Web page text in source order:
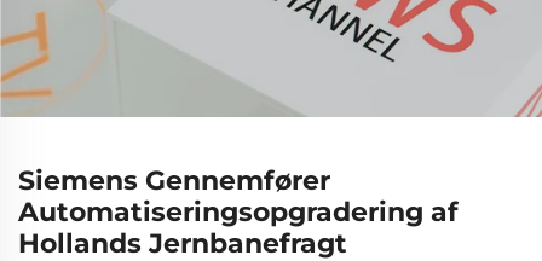
Siemens Gennemfører
Automatiseringsopgradering af
Hollands Jernbanefragt